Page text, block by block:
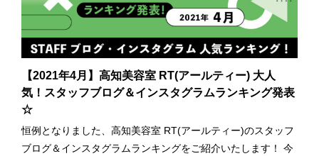
【2021年4月】高知美容室 RT(アールティー) 大人
気！スタッフブログ＆インスタグラムランキング発表
☆
恒例となりました、高知美容室 RT(アールティー)のスタッフ
ブログ＆インスタグラムランキングをご紹介いたします！ 今